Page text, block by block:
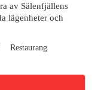
av Sälenfjällens
lägenheter och
Restaurang